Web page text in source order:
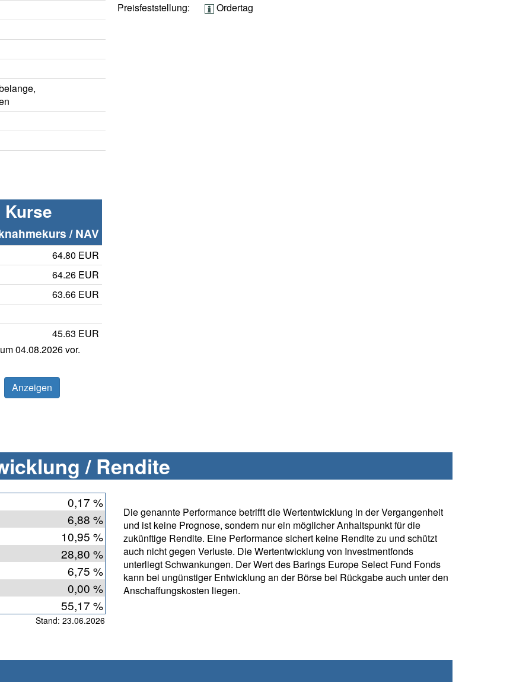
/ NAV
64.80 EUR
64.26 EUR
63.66 EUR
45.63 EUR
04.08.2026 vor.
Preisfeststellung:
Ordertag
/ Rendite
0,17 %
6,88 %
10,95 %
28,80 %
6,75 %
0,00 %
55,17 %
Stand: 23.06.2026
Die genannte Performance betrifft die Wertentwicklung in der Vergangenheit
und ist keine Prognose, sondern nur ein möglicher Anhaltspunkt für die
zukünftige Rendite. Eine Performance sichert keine Rendite zu und schützt
auch nicht gegen Verluste. Die Wertentwicklung von Investmentfonds
unterliegt Schwankungen. Der Wert des Barings Europe Select Fund Fonds
kann bei ungünstiger Entwicklung an der Börse bei Rückgabe auch unter den
Anschaffungskosten liegen.